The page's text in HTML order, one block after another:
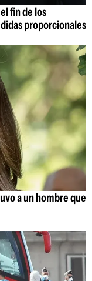
fin de los
proporcionales
a un hombre que